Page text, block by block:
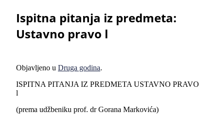
Ispitna pitanja iz predmeta:
Ustavno pravo l
Objavljeno u Druga godina.
ISPITNA PITANJA IZ PREDMETA USTAVNO PRAVO
l
(prema udžbeniku prof. dr Gorana Markovića)